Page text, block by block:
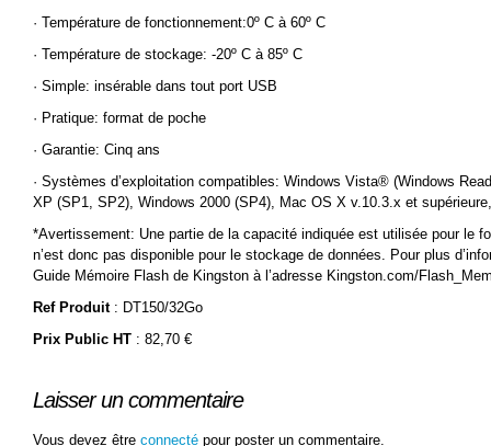
· Température de fonctionnement:0º C à 60º C
· Température de stockage: -20º C à 85º C
· Simple: insérable dans tout port USB
· Pratique: format de poche
· Garantie: Cinq ans
· Systèmes d’exploitation compatibles: Windows Vista® (Windows
XP (SP1, SP2), Windows 2000 (SP4), Mac OS X v.10.3.x et
*Avertissement: Une partie de la capacité indiquée est utilisée pour le
n’est donc pas disponible pour le stockage de données. Pour plus
Guide Mémoire Flash de Kingston à l’adresse Kingston.com/
Ref Produit: DT150/32Go
Prix Public HT : 82,70 €
Laisser un commentaire
Vous devez être connecté pour poster un commentaire.